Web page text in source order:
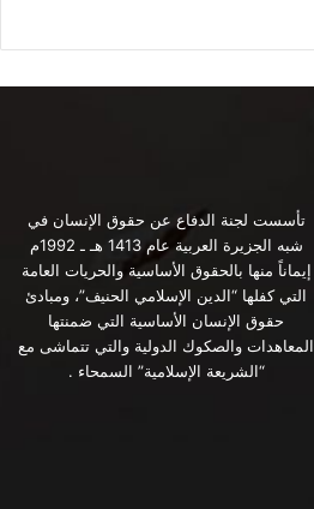
تأسست لجنة الدفاع عن حقوق الإنسان في
شبه الجزيرة العربية عام 1413 هـ ـ 1992م
إيماناً منها بالحقوق الأساسية والحريات العامة
التي كفلها “الدين الإسلامي الحنيف”، ومبادئ
حقوق الإنسان الأساسية التي ضمنتها
المعاهدات والصكوك الدولية والتي تتماشى مع
“الشريعة الإسلامية” السمحاء .